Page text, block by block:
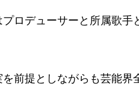
プロデューサーと所属歌手
を前提としながらも芸能界